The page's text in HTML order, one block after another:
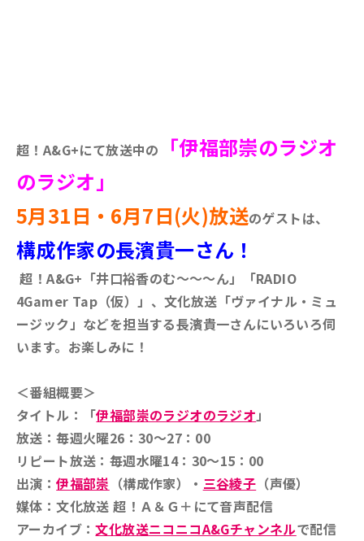
超！A&G+にて放送中の
「伊福部崇のラジオ
のラジオ」
5月31日・6月7日(火)放送のゲストは、
構成作家の長濱貴一さん！
超！A&G+「井口裕香のむ～～～ん」「RADIO
4Gamer Tap（仮）」、文化放送「ヴァイナル・ミュ
ージック」などを担当する長濱貴一さんにいろいろ伺
います。 お楽しみに！
＜番組概要＞
タイトル：「伊福部崇のラジオのラジオ」
放送：毎週火曜26：30～27：00
リピート放送：毎週水曜14：30～15：00
出演：伊福部崇 （構成作家）・ 三谷綾子 （声優）
媒体：文化放送 超！Ａ＆Ｇ＋にて音声配信
アーカイブ：文化放送ニコニコA&Gチャンネルで配信